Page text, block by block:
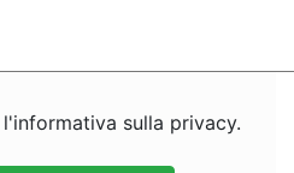
sulla privacy.